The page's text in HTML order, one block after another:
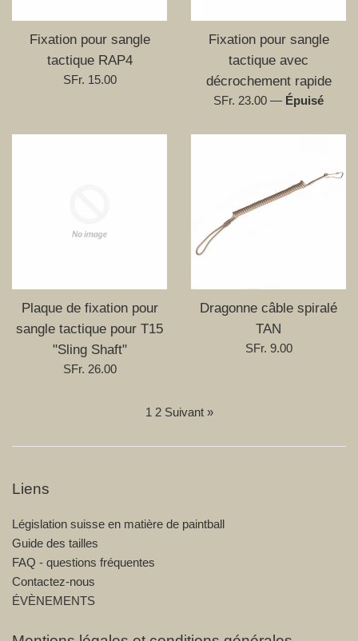
Fixation pour sangle
tactique RAP4
Prix
SFr. 15.00
Fixation pour sangle
tactique avec
décrochement rapide
Prix
SFr. 23.00 — Épuisé
Plaque de fixation pour
sangle tactique pour T15
"Sling Shaft"
Prix
SFr. 26.00
Dragonne câble spiralé
TAN
Prix
SFr. 9.00
1 2 Suivant »
Liens
Législation suisse en matière de paintball
Guide des tailles
FAQ - questions fréquentes
Contactez-nous
ÉVÈNEMENTS